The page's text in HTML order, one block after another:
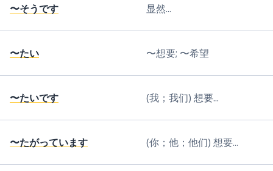
〜そうです 显然...
〜たい 〜想要; 〜希望
〜たいです (我；我们) 想要...
〜たがっています (你；他；他们) 想要...